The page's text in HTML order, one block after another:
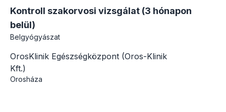
Kontroll szakorvosi vizsgálat (3 hónapon
belül)
Belgyógyászat
OrosKlinik Egészségközpont (Oros-Klinik
Kft.)
Orosháza